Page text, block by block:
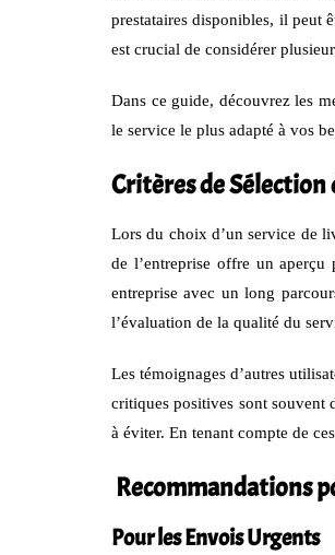
prestataires disponibles, il peut
est crucial de considérer
Dans ce guide, découvrez les
le service le plus adapté à vos
Critères de Sélection
Lors du choix d’un service de
de l’entreprise offre un
entreprise avec un long
l’évaluation de la qualité du
Les témoignages d’autres
critiques positives sont souvent
à éviter. En tenant compte de
Recommandations
Pour les Envois Urgents